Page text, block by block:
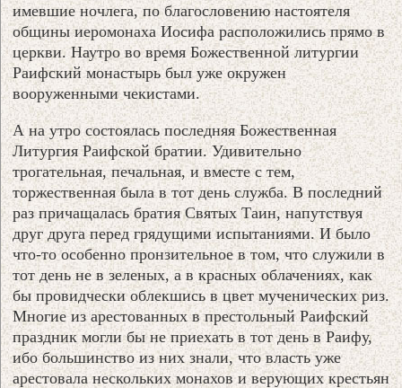
имевшие ночлега, по благословению настоятеля
общины иеромонаха Иосифа расположились прямо в
церкви. Наутро во время Божественной литургии
Раифский монастырь был уже окружен
вооруженными чекистами.
А на утро состоялась последняя Божественная
Литургия Раифской братии. Удивительно
трогательная, печальная, и вместе с тем,
торжественная была в тот день служба. В последний
раз причащалась братия Святых Таин, напутствуя
друг друга перед грядущими испытаниями. И было
что-то особенно пронзительное в том, что служили в
тот день не в зеленых, а в красных облачениях, как
бы провидчески облекшись в цвет мученических риз.
Многие из арестованных в престольный Раифский
праздник могли бы не приехать в тот день в Раифу,
ибо большинство из них знали, что власть уже
арестовала нескольких монахов и верующих крестьян